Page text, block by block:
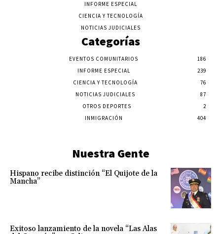
INFORME ESPECIAL
CIENCIA Y TECNOLOGÍA
NOTICIAS JUDICIALES
Categorías
EVENTOS COMUNITARIOS
186
INFORME ESPECIAL
239
CIENCIA Y TECNOLOGÍA
76
NOTICIAS JUDICIALES
87
OTROS DEPORTES
2
INMIGRACIÓN
404
Nuestra Gente
Hispano recibe distinción “El Quijote de la
Mancha”
Exitoso lanzamiento de la novela “Las Alas